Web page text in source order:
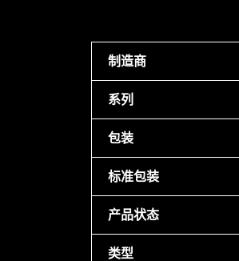
制造商
系列
包装
标准包装
产品状态
类型